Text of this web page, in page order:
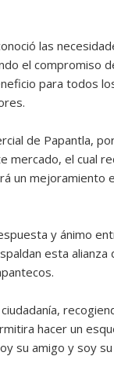
las
el compromiso
para todos
de Papantla,
mercado, el cual
un mejoramiento
y ánimo
esta
hacer un
su amigo y soy